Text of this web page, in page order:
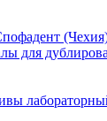
для